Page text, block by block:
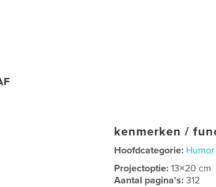
kenmerken /
Hoofdcategorie: Humor
Projectoptie:13×20 cm
Aantal pagina's:312